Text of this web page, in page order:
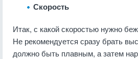
Скорость
Итак, с какой скоростью нужно
Не рекомендуется сразу брать
должно быть плавным, а затем